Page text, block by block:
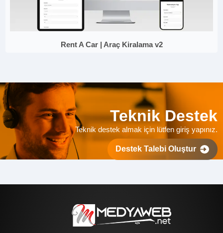
Rent A Car | Araç Kiralama v2
Teknik Destek
Teknik destek almak için lütfen giriş yapınız.
Destek Talebi Oluştur